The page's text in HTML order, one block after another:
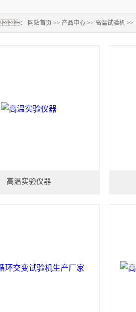
： 网站首页 >> 产品中心 >> 高温试验机 >>
高温实验仪器